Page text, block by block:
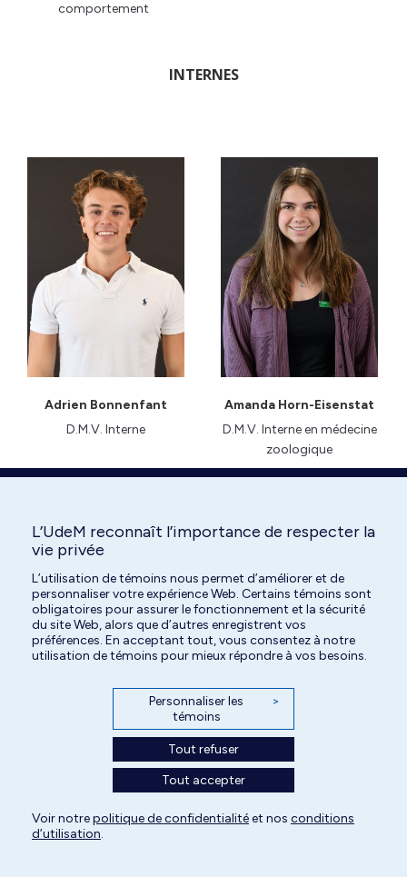
comportement
INTERNES
Adrien Bonnenfant
D.M.V. Interne
Amanda Horn-Eisenstat
D.M.V. Interne en médecine
zoologique
Crysta Spino
D.M.V. Interne
Dominic Binette
D.M.V. Interne
L’UdeM reconnaît l’importance de respecter la
vie privée
L’utilisation de témoins nous permet d’améliorer et de
personnaliser votre expérience Web. Certains témoins sont
obligatoires pour assurer le fonctionnement et la sécurité
du site Web, alors que d’autres enregistrent vos
préférences. En acceptant tout, vous consentez à notre
utilisation de témoins pour mieux répondre à vos besoins.
Personnaliser les
témoins
>
Tout refuser
Tout accepter
Voir notrepolitique de confidentialitéet nos conditions
d’utilisation.